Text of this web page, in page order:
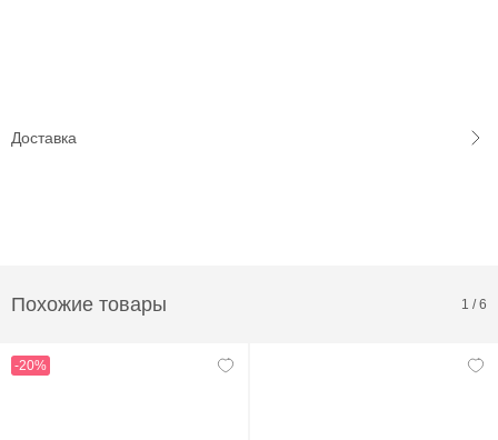
Доставка
Похожие товары 1 /6
-20%